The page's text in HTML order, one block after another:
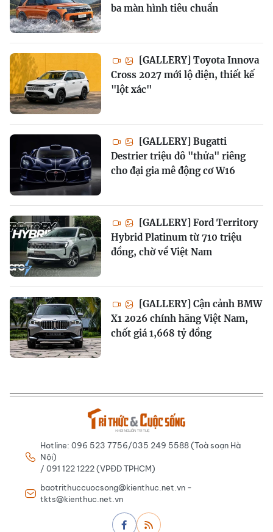
ba màn hình tiêu chuẩn
[GALLERY] Toyota Innova
Cross 2027 mới lộ diện, thiết kế
"lột xác"
[GALLERY] Bugatti
Destrier triệu đô "thửa" riêng
cho đại gia mê động cơ W16
[GALLERY] Ford Territory
Hybrid Platinum từ 710 triệu
đồng, chờ về Việt Nam
[GALLERY] Cận cảnh BMW
X1 2026 chính hãng Việt Nam,
chốt giá 1,668 tỷ đồng
Hotline: 096 523 7756/035 249 5588 (Toà soạn Hà
Nội)
/ 091 122 1222 (VPĐD TPHCM)
baotrithuccuocsong@kienthuc.net.vn -
tkts@kienthuc.net.vn